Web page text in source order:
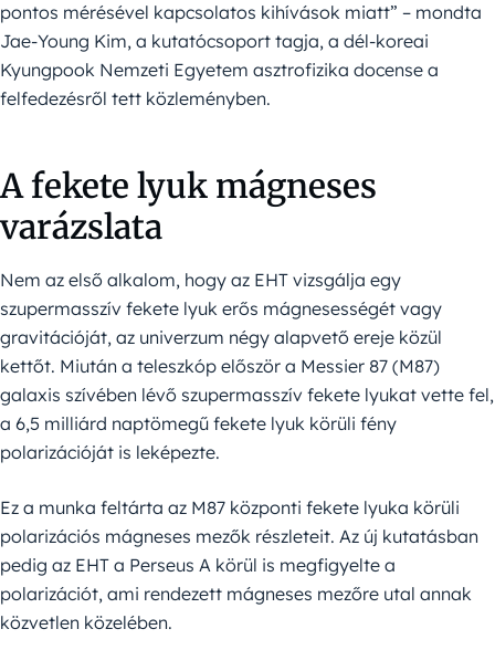
pontos mérésével kapcsolatos kihívások miatt” – mondta
Jae-Young Kim, a kutatócsoport tagja, a dél-koreai
Kyungpook Nemzeti Egyetem asztrofizika docense a
felfedezésről tett közleményben.
A fekete lyuk mágneses
varázslata
Nem az első alkalom, hogy az EHT vizsgálja egy
szupermasszív fekete lyuk erős mágnesességét vagy
gravitációját, az univerzum négy alapvető ereje közül
kettőt. Miután a teleszkóp először a Messier 87 (M87)
galaxis szívében lévő szupermasszív fekete lyukat vette fel,
a 6,5 milliárd naptömegű fekete lyuk körüli fény
polarizációját is leképezte.
Ez a munka feltárta az M87 központi fekete lyuka körüli
polarizációs mágneses mezők részleteit. Az új kutatásban
pedig az EHT a Perseus A körül is megfigyelte a
polarizációt, ami rendezett mágneses mezőre utal annak
közvetlen közelében.